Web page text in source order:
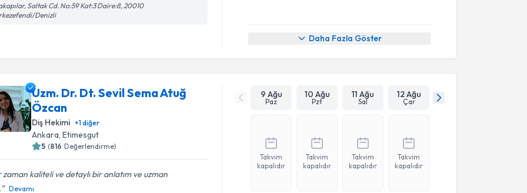
Saltak Cd. No:59 Kat:3 Daire:8, 20010
Denizli
Daha Fazla Göster
Uzm. Dr. Dt. Sevil Sema Atuğ
Özcan
Diş Hekimi +1diğer
Ankara,Etimesgut
5 (816 Değerlendirme)
zaman kaliteli ve detaylı bir anlatım ve uzman
Devamı
9 Ağu
Paz
10 Ağu
Pzt
11 Ağu
Sal
12 Ağu
Çar
Takvim
kapalıdır
Takvim
kapalıdır
Takvim
kapalıdır
Takvim
kapalıdır